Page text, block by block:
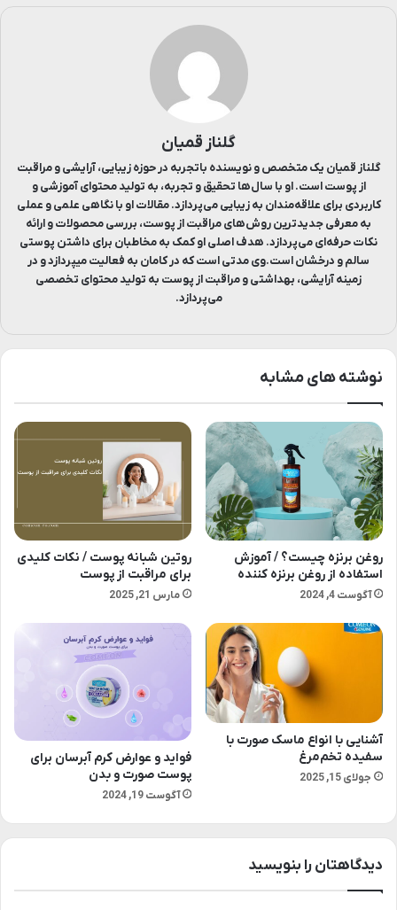
گلناز قمیان
گلناز قمیان یک متخصص و نویسنده باتجربه در حوزه زیبایی، آرایشی و مراقبت
از پوست است. او با سال‌ها تحقیق و تجربه، به تولید محتوای آموزشی و
کاربردی برای علاقه‌مندان به زیبایی می‌پردازد. مقالات او با نگاهی علمی و عملی
به معرفی جدیدترین روش‌های مراقبت از پوست، بررسی محصولات و ارائه
نکات حرفه‌ای می‌پردازد. هدف اصلی او کمک به مخاطبان برای داشتن پوستی
سالم و درخشان است.وی مدتی است که در کامان به فعالیت میپردازد و در
زمینه آرایشی، بهداشتی و مراقبت از پوست به تولید محتوای تخصصی
می‌پردازد.
نوشته های مشابه
روغن برنزه چیست؟ / آموزش
استفاده از روغن برنزه کننده
آگوست 4, 2024
روتین شبانه پوست / نکات کلیدی
برای مراقبت از پوست
مارس 21, 2025
آشنایی با انواع ماسک صورت با
سفیده تخم‌مرغ
جولای 15, 2025
فواید و عوارض کرم آبرسان برای
پوست صورت و بدن
آگوست 19, 2024
دیدگاهتان را بنویسید